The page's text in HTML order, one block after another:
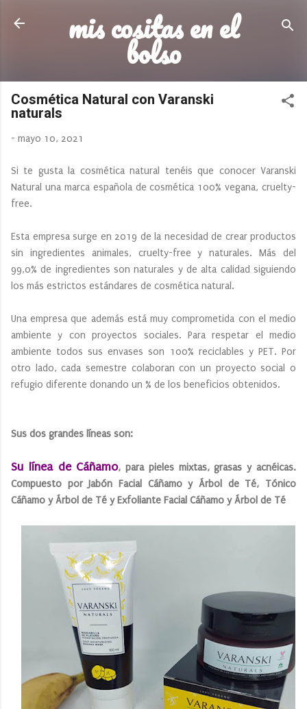
Ir al contenido principal
mis cositas en el
bolso
Cosmética Natural con Varanski
naturals
- mayo 10, 2021
Si te gusta la cosmética natural tenéis que conocer Varanski
Natural una marca española de cosmética 100% vegana, cruelty-
free.
Esta empresa surge en 2019 de la necesidad de crear productos
sin ingredientes animales, cruelty-free y naturales. Más del
99,0% de ingredientes son naturales y de alta calidad siguiendo
los más estrictos estándares de cosmética natural.
Una empresa que además está muy comprometida con el medio
ambiente y con proyectos sociales. Para respetar el medio
ambiente todos sus envases son 100% reciclables y PET. Por
otro lado, cada semestre colaboran con un proyecto social o
refugio diferente donando un % de los beneficios obtenidos.
Sus dos grandes líneas son:
Su línea de Cáñamo, para pieles mixtas, grasas y acnéicas.
Compuesto por Jabón Facial Cáñamo y Árbol de Té, Tónico
Cáñamo y Árbol de Té y Exfoliante Facial Cáñamo y Árbol de Té